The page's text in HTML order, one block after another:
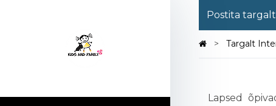
Postita targalt
Targalt
Lapsed